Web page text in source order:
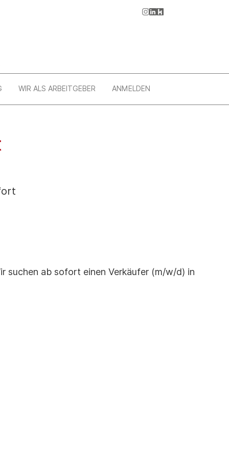
WIR ALS ARBEITGEBER ANMELDEN
suchen ab sofort einen Verkäufer (m/w/d) in